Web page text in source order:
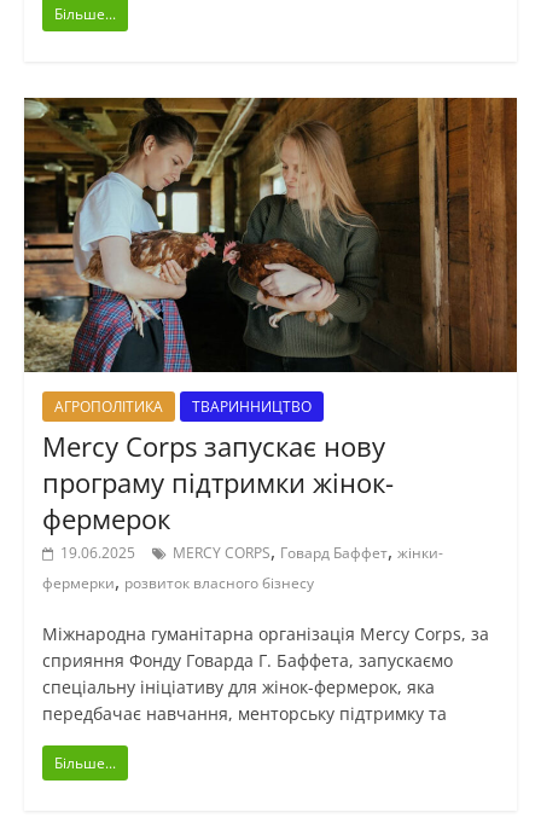
Більше...
АГРОПОЛІТИКА ТВАРИННИЦТВО
Mercy Corps запускає нову
програму підтримки жінок-
фермерок
19.06.2025 MERCY CORPS, Говард Баффет, жінки-
фермерки, розвиток власного бізнесу
Міжнародна гуманітарна організація Mercy Corps, за
сприяння Фонду Говарда Г. Баффета, запускаємо
спеціальну ініціативу для жінок-фермерок, яка
передбачає навчання, менторську підтримку та
Більше...